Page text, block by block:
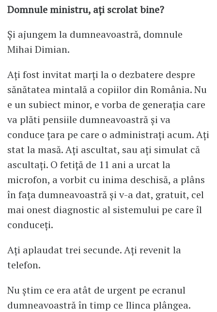
Domnule ministru, ați scrolat bine?
Și ajungem la dumneavoastră, domnule
Mihai Dimian.
Ați fost invitat marți la o dezbatere despre
sănătatea mintală a copiilor din România. Nu
e un subiect minor, e vorba de generația care
va plăti pensiile dumneavoastră și va
conduce țara pe care o administrați acum. Ați
stat la masă. Ați ascultat, sau ați simulat că
ascultați. O fetiță de 11 ani a urcat la
microfon, a vorbit cu inima deschisă, a plâns
în fața dumneavoastră și v-a dat, gratuit, cel
mai onest diagnostic al sistemului pe care îl
conduceți.
Ați aplaudat trei secunde. Ați revenit la
telefon.
Nu știm ce era atât de urgent pe ecranul
dumneavoastră în timp ce Ilinca plângea.